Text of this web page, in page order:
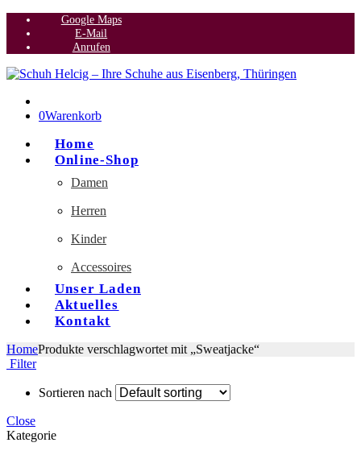
Google Maps
E-Mail
Anrufen
0Warenkorb
Home
Online-Shop
Damen
Herren
Kinder
Accessoires
Unser Laden
Aktuelles
Kontakt
HomeProdukte verschlagwortet mit „Sweatjacke“
Filter
Sortieren nach
Close
Kategorie